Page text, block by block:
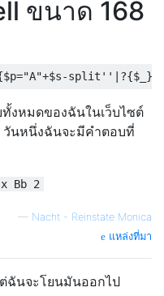
ขนาด 168
งหมดของฉันในเว็บไซต์
วันหนึ่งฉันจะมีคำตอบที่
x Bb 2
— Nacht - Reinstate Monica
แหล่งที่มา
ฉันจะโยนมันออกไป